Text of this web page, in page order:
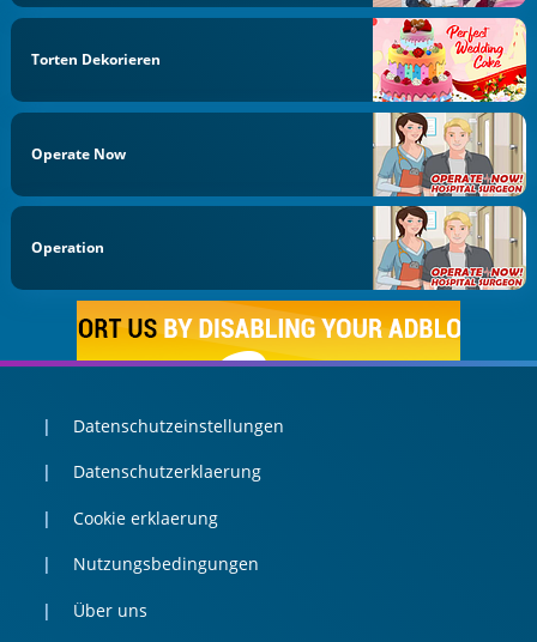
Torten Dekorieren
Operate Now
Operation
Datenschutzeinstellungen
Datenschutzerklaerung
Cookie erklaerung
Nutzungsbedingungen
Über uns